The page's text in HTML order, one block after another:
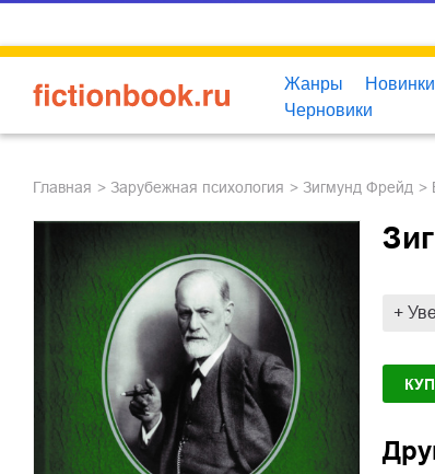
Жанры Новинки
Черновики
Главная зарубежная психология Зигмунд Фрейд
+